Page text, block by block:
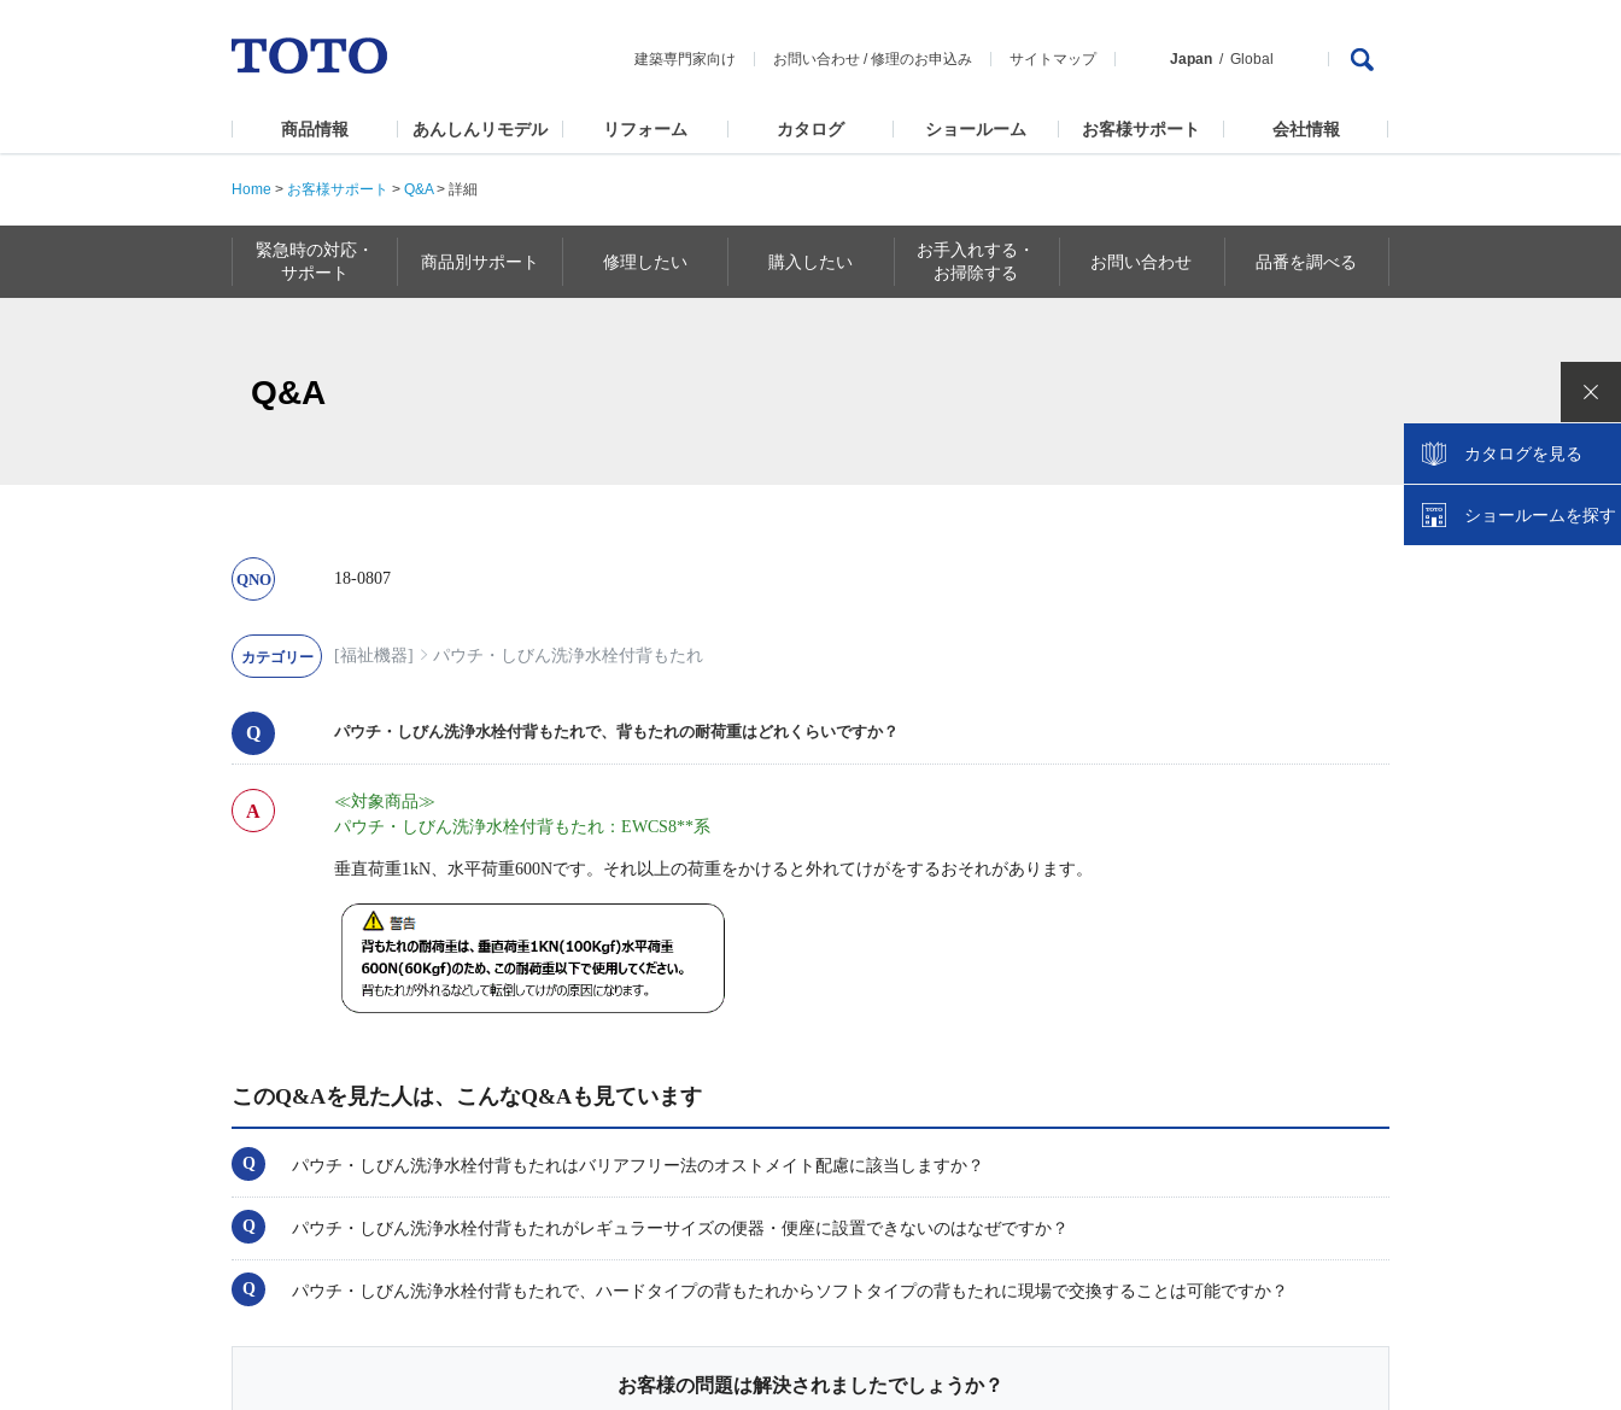
建築専門家向け お問い合わせ /修理のお申込み サイトマップ Japan Global
商品情報 あんしんリモデル リフォーム カタログ ショールーム お客様サポート 会社情報
Home > お客様サポート > Q&A> 詳細
緊急時の対応・
サポート
商品別サポート 修理したい 購入したい
お手入れする・
お掃除する
お問い合わせ 品番を調べる
カタログを見る
ショールームを探す
Q&A
18-0807
[福祉機器] パウチ・しびん洗浄水栓付背もたれ
パウチ・しびん洗浄水栓付背もたれで、背もたれの耐荷重はどれくらいですか？
≪対象商品≫
パウチ・しびん洗浄水栓付背もたれ：EWCS8**系
垂直荷重1kN、水平荷重600Nです。それ以上の荷重をかけると外れてけがをするおそれがあります。
このQ&Aを見た人は、こんなQ&Aも見ています
パウチ・しびん洗浄水栓付背もたれはバリアフリー法のオストメイト配慮に該当しますか？
パウチ・しびん洗浄水栓付背もたれがレギュラーサイズの便器・便座に設置できないのはなぜですか？
パウチ・しびん洗浄水栓付背もたれで、ハードタイプの背もたれからソフトタイプの背もたれに現場で交換することは可能ですか？
お客様の問題は解決されましたでしょうか？